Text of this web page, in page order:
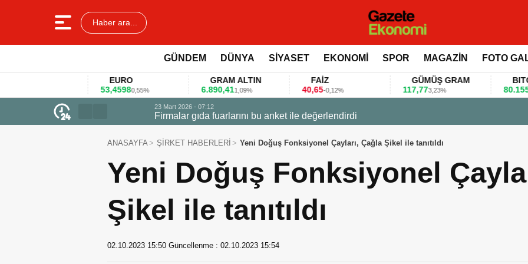
Haber ara...
GÜNDEM DÜNYA SİYASET EKONOMİ SPOR MAGAZİN FOTO
0,55%
GRAM ALTIN
1,09%
GÜMÜŞ GRAM
BITCOIN
0,36%
23 Mart 2026 - 07:12
Firmalar gıda fuarlarını bu anket ile değerlendirdi
ANASAYFA ŞİRKET HABERLERİ Yeni Doğuş Fonksiyonel Çayları, Çağla Şikel ile tanıtıldı
Yeni Doğuş Fonksiyonel
Şikel ile tanıtıldı
02.10.2023 15:50 Güncellenme : 02.10.2023 15:54